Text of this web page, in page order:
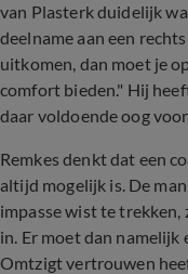
van Plasterk duidelijk
deelname aan een
uitkomen, dan moet je
comfort bieden." Hij
daar voldoende oog
Remkes denkt dat een
altijd mogelijk is. De
impasse wist te trekken,
in. Er moet dan
Omtzigt vertrouwen